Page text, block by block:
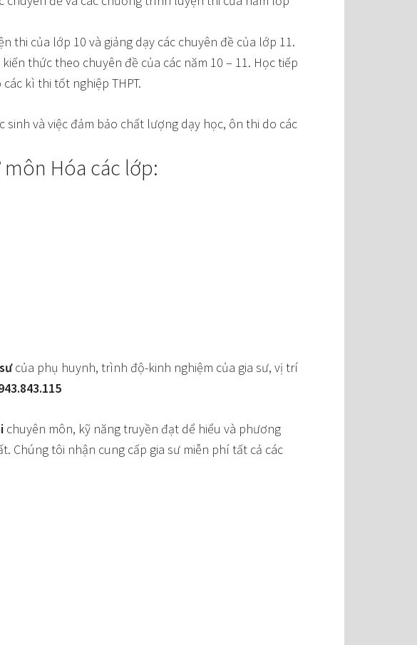
thi của lớp 10 và giảng dạy các chuyên đề của lớp 11.
thức theo chuyên đề của các năm 10 – 11. Học tiếp
kì thi tốt nghiệp THPT.
và việc đảm bảo chất lượng dạy học, ôn thi do các
Hóa các lớp:
của phụ huynh, trình độ-kinh nghiệm của gia sư, vị trí
chuyên môn, kỹ năng truyền đạt dể hiểu và phương
Chúng tôi nhận cung cấp gia sư miễn phí tất cả các